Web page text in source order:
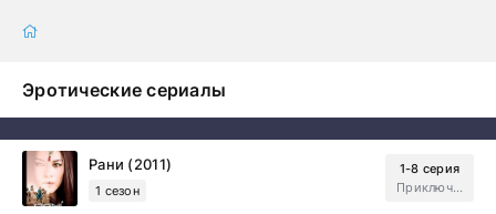
Эротические сериалы
Рани (2011)
1 сезон
1-8 серия
Приключения, Зарубежный, Мелодрама